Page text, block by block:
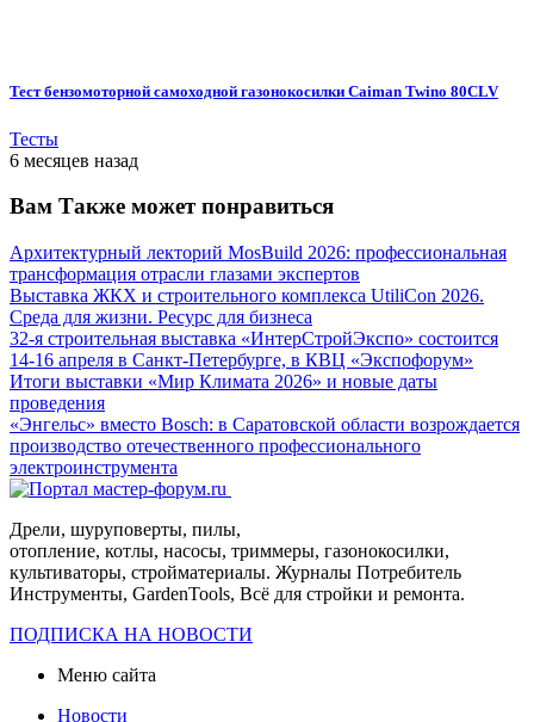
Тест бензомоторной самоходной газонокосилки Caiman Twino 80CLV
Тесты
6 месяцев назад
Вам Также может понравиться
Архитектурный лекторий MosBuild 2026: профессиональная
трансформация отрасли глазами экспертов
Выставка ЖКХ и строительного комплекса UtiliCon 2026.
Среда для жизни. Ресурс для бизнеса
32-я строительная выставка «ИнтерСтройЭкспо» состоится
14-16 апреля в Санкт-Петербурге, в КВЦ «Экспофорум»
Итоги выставки «Мир Климата 2026» и новые даты
проведения
«Энгельс» вместо Bosch: в Саратовской области возрождается
производство отечественного профессионального
электроинструмента
Дрели, шуруповерты, пилы,
отопление, котлы, насосы, триммеры, газонокосилки,
культиваторы, стройматериалы. Журналы Потребитель
Инструменты, GardenTools, Всё для стройки и ремонта.
ПОДПИСКА НА НОВОСТИ
Меню сайта
Новости